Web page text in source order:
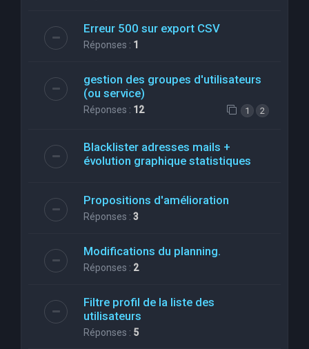
Erreur 500 sur export CSV
Réponses : 1
gestion des groupes d'utilisateurs
(ou service)
Réponses : 12 1 2
Blacklister adresses mails +
évolution graphique statistiques
Propositions d'amélioration
Réponses : 3
Modifications du planning.
Réponses : 2
Filtre profil de la liste des
utilisateurs
Réponses : 5